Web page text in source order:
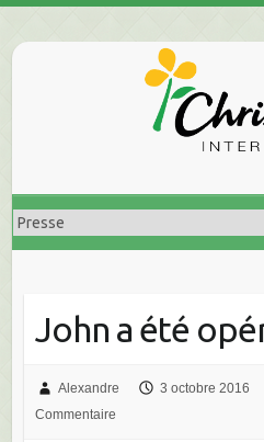
John a été
Alexandre 3 octobre 2016
Commentaire